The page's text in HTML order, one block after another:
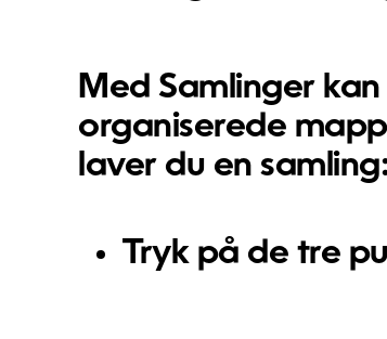
MedSamlingerkan
organiserede
laver du en
Tryk på de tre